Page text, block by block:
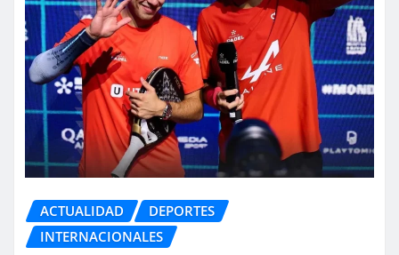
ACTUALIDAD
DEPORTES
INTERNACIONALES